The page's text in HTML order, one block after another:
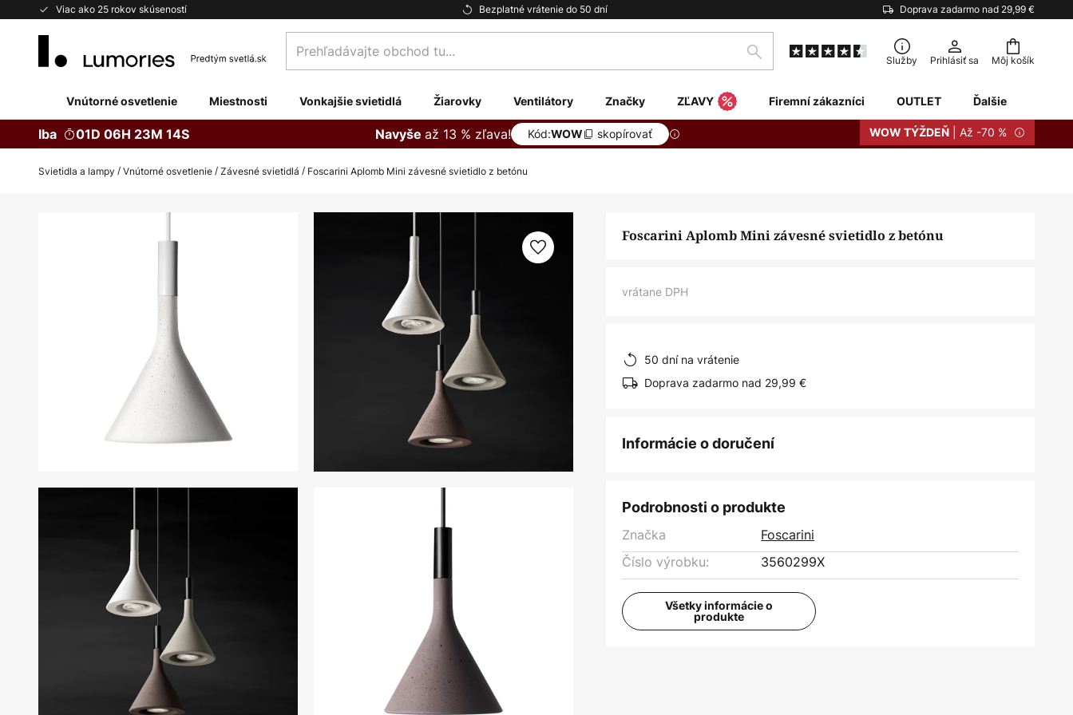
Viac ako 25 rokov skúseností Bezplatné vrátenie do 50 dní Doprava zadarmo nad 29,99 €
Skip
Môj košík
Prehľadávajte
obchod
Hľadať Služby Prihlásiť sa
Vnútorné osvetlenie Miestnosti Vonkajšie svietidlá Žiarovky Ventilátory Značky ZĽAVY Firemní zákazníci OUTLET Ďalšie
Iba 01D 06H 23M 14S Navyše až 13 % zľava! Kód:WOW skopírovať WOW TÝŽDEŇ | Až -70 %
Svietidla a lampy Vnútorné osvetlenie Závesné svietidlá Foscarini Aplomb Mini závesné svietidlo z betónu
Foscarini Aplomb Mini závesné svietidlo z betónu
vrátane DPH
50 dní na vrátenie
Doprava zadarmo nad 29,99 €
Informácie o doručení
Podrobnosti o produkte
Značka
Foscarini
Číslo výrobku:
3560299X
Všetky informácie o
produkte